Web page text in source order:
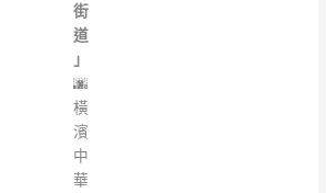
街
道
」
🌆
橫
濱
中
華